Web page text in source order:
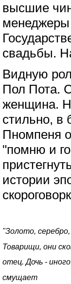
высшие
менеджеры
свадьбы.
Видную
Пол Пота.
женщина.
стильно, в
Пномпеня
"помню и
истории
"Золото,
Товарищи, они
отец. Дочь -
смущает